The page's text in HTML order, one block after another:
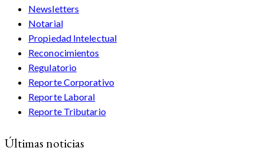
Newsletters
Notarial
Propiedad Intelectual
Reconocimientos
Regulatorio
Reporte Corporativo
Reporte Laboral
Reporte Tributario
Últimas noticias